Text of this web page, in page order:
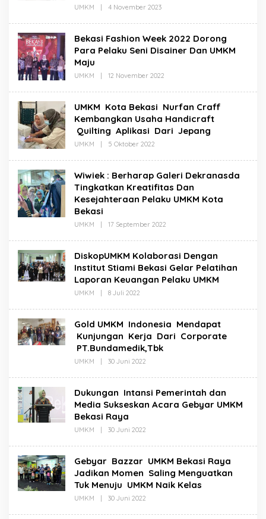
UMKM 4 November 2023Oleh
Bekasi Fashion Week 2022 Dorong
Para Pelaku Seni Disainer Dan UMKM
Maju
UMKM 12 November 2022
UMKM Kota Bekasi Nurfan Craff
Kembangkan Usaha Handicraft
Quilting Aplikasi Dari Jepang
UMKM 5 Oktober 2022
Wiwiek : Berharap Galeri Dekranasda
Tingkatkan Kreatifitas Dan
Kesejahteraan Pelaku UMKM Kota
Bekasi
UMKM 17 September 2022
DiskopUMKM Kolaborasi Dengan
Institut Stiami Bekasi Gelar Pelatihan
Laporan Keuangan Pelaku UMKM
UMKM 8 Juli 2022
Gold UMKM Indonesia Mendapat
Kunjungan Kerja Dari Corporate
PT.Bundamedik,Tbk
UMKM 30 Juni 2022
Dukungan Intansi Pemerintah dan
Media Sukseskan Acara Gebyar UMKM
Bekasi Raya
UMKM 30 Juni 2022
Gebyar Bazzar UMKM Bekasi Raya
Jadikan Momen Saling Menguatkan
Tuk Menuju UMKM Naik Kelas
UMKM 30 Juni 2022